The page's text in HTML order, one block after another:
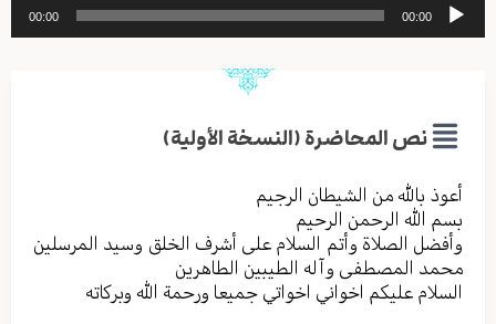
مشغل
الصوت
00:00
00:00
نص المحاضرة (النسخة الأولية)
أعوذ بالله من الشیطان الرجیم
بسم الله الرحمن الرحیم
وأفضل الصلاة وأتم السلام علی أشرف الخلق وسید المرسلین
محمد المصطفی وآله الطیبین الطاهرین
السلام علیکم اخواني اخواتي جمیعا ورحمة الله وبرکاته